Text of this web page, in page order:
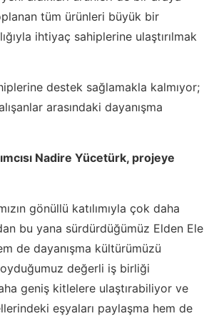
tüm ürünleri büyük bir
ihtiyaç sahiplerine ulaştırılmak
destek sağlamakla kalmıyor;
arasındaki dayanışma
Nadire Yücetürk, projeye
gönüllü katılımıyla çok daha
bu yana sürdürdüğümüz Elden Ele
de dayanışma kültürümüzü
değerli iş birliği
geniş kitlelere ulaştırabiliyor ve
eşyaları paylaşma hem de